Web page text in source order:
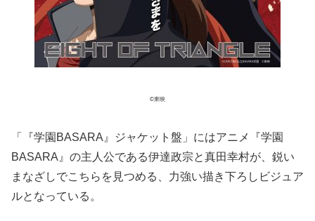
©東映
「『学園BASARA』ジャケット盤」にはアニメ『学園
BASARA』の主人公である伊達政宗と真田幸村が、鋭い
まなざしでこちらを見つめる、力強い描き下ろしビジュア
ルとなっている。